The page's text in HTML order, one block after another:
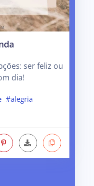
ser feliz ou
dia!
#alegria